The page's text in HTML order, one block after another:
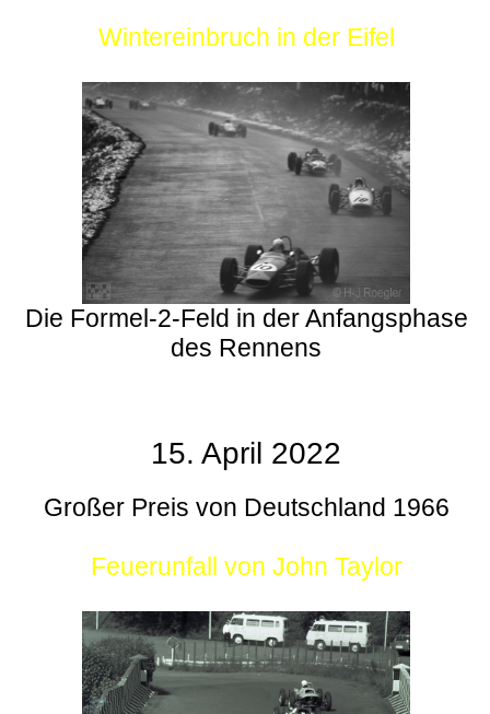
Wintereinbruch in der Eifel
Die Formel-2-Feld in der Anfangsphase
des Rennens
15. April 2022
Großer Preis von Deutschland 1966
Feuerunfall von John Taylor